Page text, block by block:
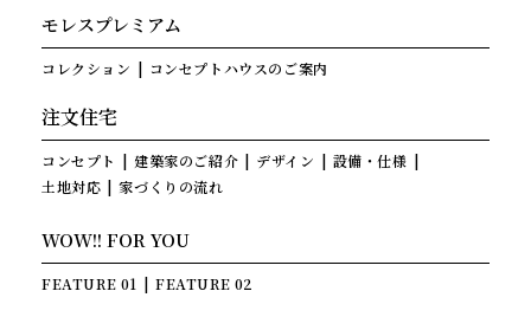
モレスプレミアム
コレクション コンセプトハウスのご案内
注文住宅
コンセプト 建築家のご紹介 デザイン
設備・仕様
土地対応
家づくりの流れ
WOW!! FOR YOU
FEATURE 01 FEATURE 02